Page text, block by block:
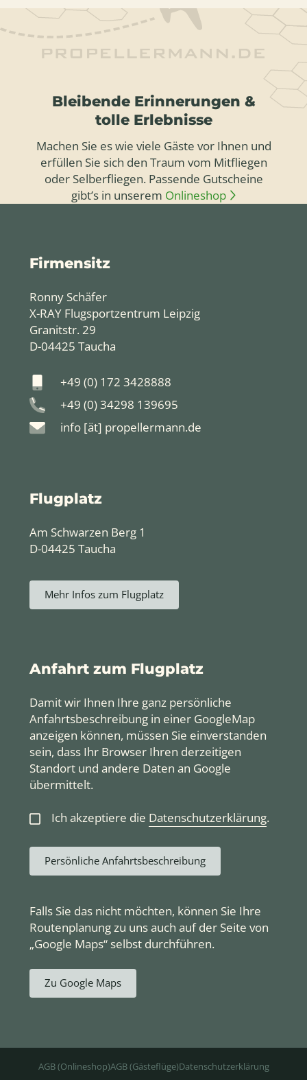
Bleibende Erinnerungen &
tolle Erlebnisse
Machen Sie es wie viele Gäste vor Ihnen und
erfüllen Sie sich den Traum vom Mitfliegen
oder Selberfliegen. Passende Gutscheine
gibt’s in unserem Onlineshop
Firmensitz
Ronny Schäfer
X-RAY Flugsportzentrum Leipzig
Granitstr. 29
D-04425 Taucha
+49 (0) 172 3428888
+49 (0) 34298 139695
info [ät] propellermann.de
Anfahrt zum Flugplatz
Damit wir Ihnen Ihre ganz persönliche
Anfahrtsbeschreibung in einer GoogleMap
anzeigen können, müssen Sie einverstanden
sein, dass Ihr Browser Ihren derzeitigen
Standort und andere Daten an Google
übermittelt.
Ich akzeptiere die Datenschutzerklärung.
Persönliche Anfahrtsbeschreibung
Falls Sie das nicht möchten, können Sie Ihre
Routenplanung zu uns auch auf der Seite von
„Google Maps“ selbst durchführen.
Zu Google Maps
Flugplatz
Am Schwarzen Berg 1
D-04425 Taucha
Mehr Infos zum Flugplatz
AGB (Onlineshop)AGB (Gästeflüge)Datenschutzerklärung